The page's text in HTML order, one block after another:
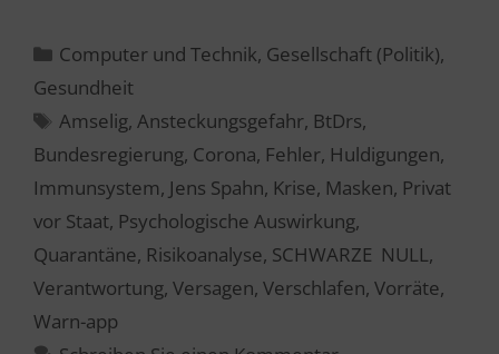
Kategorien
Computer und Technik, Gesellschaft (Politik),
Gesundheit
Schlagwörter
Amselig, Ansteckungsgefahr, BtDrs,
Bundesregierung, Corona, Fehler, Huldigungen,
Immunsystem, Jens Spahn, Krise, Masken, Privat
vor Staat, Psychologische Auswirkung,
Quarantäne, Risikoanalyse, SCHWARZE NULL ,
Verantwortung, Versagen, Verschlafen, Vorräte,
Warn-app